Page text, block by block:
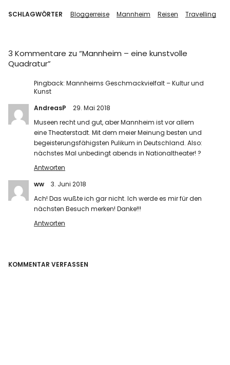
SCHLAGWÖRTER Bloggerreise Mannheim Reisen Travelling
3 Kommentare zu “Mannheim – eine kunstvolle
Quadratur”
Pingback:Mannheims Geschmackvielfalt – Kultur und
Kunst
AndreasP
29. Mai 2018
Museen recht und gut, aber Mannheim ist vor allem
eine Theaterstadt. Mit dem meier Meinung besten und
begeisterungsfähigsten Pulikum in Deutschland. Also:
nächstes Mal unbedingt abends in Nationaltheater! ?
Antworten
ww
3. Juni 2018
Ach! Das wußte ich gar nicht. Ich werde es mir für den
nächsten Besuch merken! Danke!!!
Antworten
KOMMENTAR VERFASSEN